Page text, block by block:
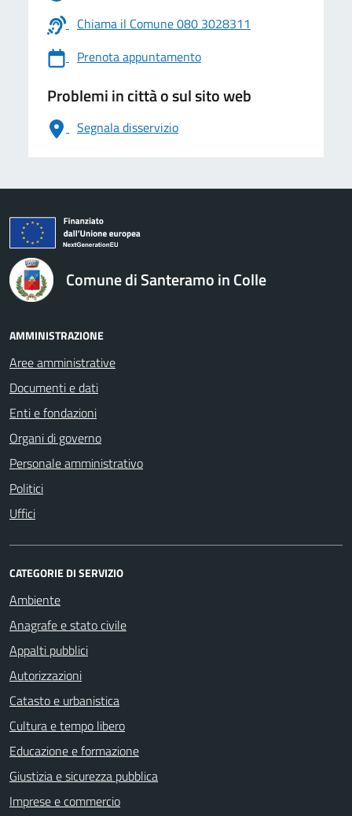
Chiama il Comune 080 3028311
Prenota appuntamento
Problemi in città o sul sito web
Segnala disservizio
logo Unione Europea
Comune di Santeramo in Colle
AMMINISTRAZIONE
Aree amministrative
Documenti e dati
Enti e fondazioni
Organi di governo
Personale amministrativo
Politici
Uffici
CATEGORIE DI SERVIZIO
Ambiente
Anagrafe e stato civile
Appalti pubblici
Autorizzazioni
Catasto e urbanistica
Cultura e tempo libero
Educazione e formazione
Giustizia e sicurezza pubblica
Imprese e commercio